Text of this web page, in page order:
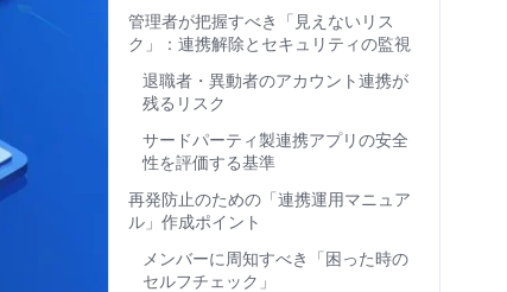
管理者が把握すべき「見えないリス
ク」：連携解除とセキュリティの監視
退職者・異動者のアカウント連携が
残るリスク
サードパーティ製連携アプリの安全
性を評価する基準
再発防止のための「連携運用マニュア
ル」作成ポイント
メンバーに周知すべき「困った時の
セルフチェック」